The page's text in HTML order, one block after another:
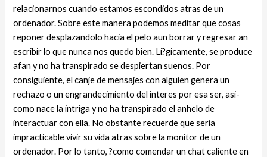
relacionarnos cuando estamos escondidos atras de un
ordenador. Sobre este manera podemos meditar que cosas
reponer desplazandolo hacia el pelo aun borrar y regresar an
escribir lo que nunca nos quedo bien. Li?gicamente, se produce
afan y no ha transpirado se despiertan suenos. Por
consiguiente, el canje de mensajes con alguien genera un
rechazo o un engrandecimiento del interes por esa ser, asi­
como nace la intriga y no ha transpirado el anhelo de
interactuar con ella. No obstante recuerde que seri­a
impracticable vivir su vida atras sobre la monitor de un
ordenador. Por lo tanto, ?como comendar un chat caliente en